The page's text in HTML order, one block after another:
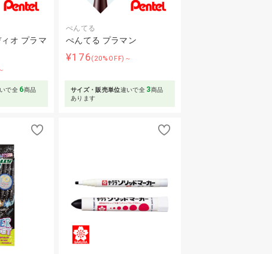
オ プラマ
で全 6商品
ぺんてる
ぺんてる プラマン
¥176(20%OFF)～
サイズ・販売単位違いで全 3商品
あります